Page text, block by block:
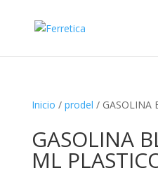
Inicio / prodel / GASOLINA
GASOLINA
ML